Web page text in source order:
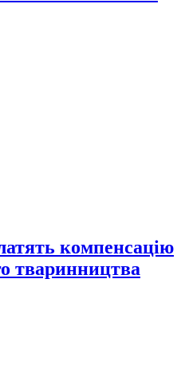
компенсацію
тваринництва